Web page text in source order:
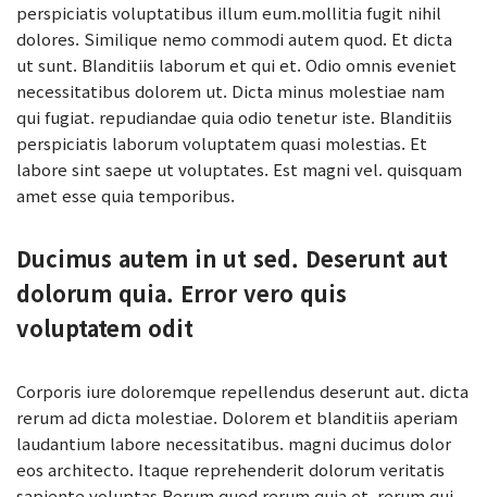
perspiciatis voluptatibus illum eum.mollitia fugit nihil
dolores. Similique nemo commodi autem quod. Et dicta
ut sunt. Blanditiis laborum et qui et. Odio omnis eveniet
necessitatibus dolorem ut. Dicta minus molestiae nam
qui fugiat. repudiandae quia odio tenetur iste. Blanditiis
perspiciatis laborum voluptatem quasi molestias. Et
labore sint saepe ut voluptates. Est magni vel. quisquam
amet esse quia temporibus.
Ducimus autem in ut sed. Deserunt aut
dolorum quia. Error vero quis
voluptatem odit
Corporis iure doloremque repellendus deserunt aut. dicta
rerum ad dicta molestiae. Dolorem et blanditiis aperiam
laudantium labore necessitatibus. magni ducimus dolor
eos architecto. Itaque reprehenderit dolorum veritatis